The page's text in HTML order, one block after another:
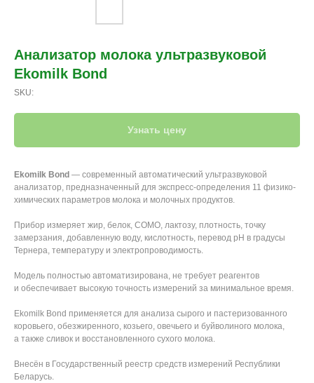
Анализатор молока ультразвуковой
Ekomilk Bond
SKU:
Узнать цену
Ekomilk Bond — современный автоматический ультразвуковой
анализатор, предназначенный для экспресс-определения 11 физико-
химических параметров молока и молочных продуктов.
Прибор измеряет жир, белок, СОМО, лактозу, плотность, точку
замерзания, добавленную воду, кислотность, перевод рН в градусы
Тернера, температуру и электропроводимость.
Модель полностью автоматизирована, не требует реагентов
и обеспечивает высокую точность измерений за минимальное время.
Ekomilk Bond применяется для анализа сырого и пастеризованного
коровьего, обезжиренного, козьего, овечьего и буйволиного молока,
а также сливок и восстановленного сухого молока.
Внесён в Государственный реестр средств измерений Республики
Беларусь.